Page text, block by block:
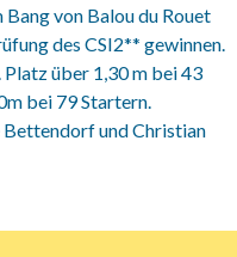
von Balou du Rouet
des CSI2** gewinnen.
über 1,30 m bei 43
bei 79 Startern.
und Christian
Opglabbeek (BEL)